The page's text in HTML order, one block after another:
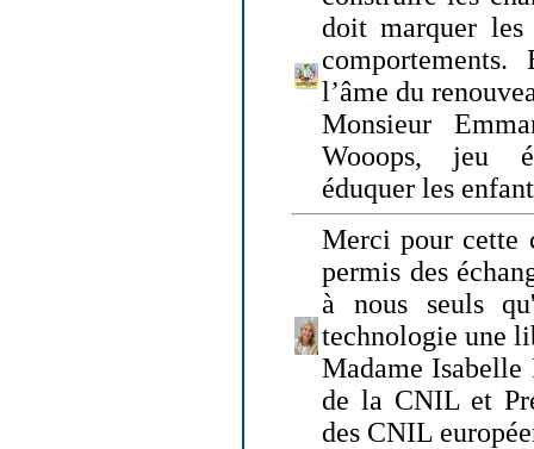
doit marquer les
l’âme du
Monsieur
Wooops, jeu
éduquer les
Merci pour cette
permis des
à nous seuls
technologie une
Madame Isabelle
de la CNIL et
des CNIL